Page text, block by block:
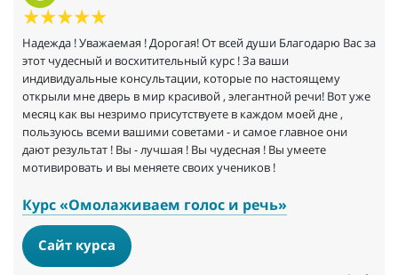
Надежда ! Уважаемая ! Дорогая! От всей души Благодарю Вас за
этот чудесный и восхитительный курс ! За ваши
индивидуальные консультации, которые по настоящему
открыли мне дверь в мир красивой , элегантной речи! Вот уже
месяц как вы незримо присутствуете в каждом моей дне ,
пользуюсь всеми вашими советами - и самое главное они
дают результат ! Вы - лучшая ! Вы чудесная ! Вы умеете
мотивировать и вы меняете своих учеников !
Курс «Омолаживаем голос и речь»
Сайт курса